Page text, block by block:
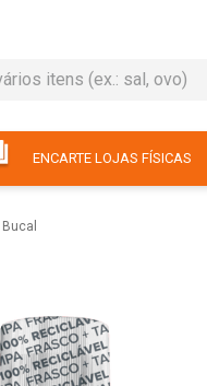
itens (ex.: sal, ovo)
ENCARTE LOJAS FÍSICAS